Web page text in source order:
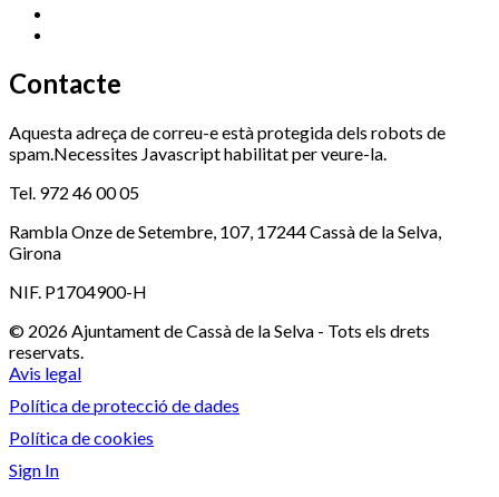
Contacte
Aquesta adreça de correu-e està protegida dels robots de
spam.Necessites Javascript habilitat per veure-la.
Tel. 972 46 00 05
Rambla Onze de Setembre, 107, 17244 Cassà de la Selva,
Girona
NIF. P1704900-H
© 2026 Ajuntament de Cassà de la Selva - Tots els drets
reservats.
Avis legal
Política de protecció de dades
Política de cookies
Sign In